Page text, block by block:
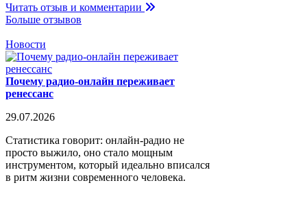
Читать отзыв и комментарии
Больше отзывов
Новости
Почему радио-онлайн переживает
ренессанс
29.07.2026
Статистика говорит: онлайн-радио не
просто выжило, оно стало мощным
инструментом, который идеально вписался
в ритм жизни современного человека.